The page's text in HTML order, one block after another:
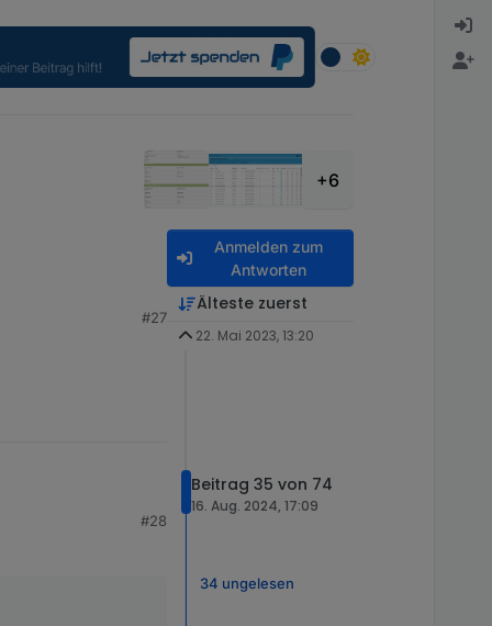
+6
#27
#28
Anmelden zum
Antworten
Älteste zuerst
22. Mai 2023, 13:20
Beitrag 35 von 74
16. Aug. 2024, 17:09
34 ungelesen